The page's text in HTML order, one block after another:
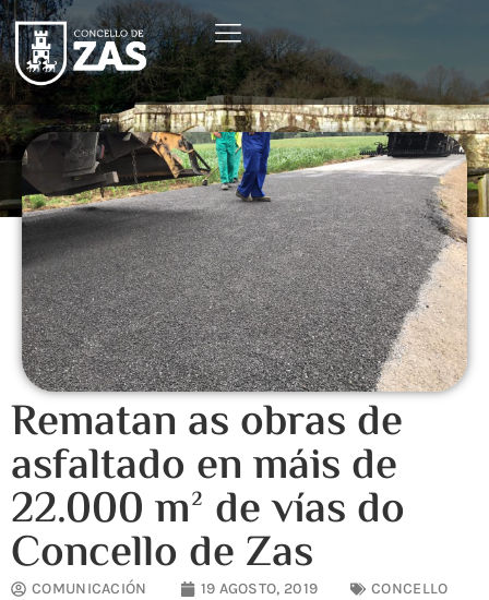
Rematan as obras de
asfaltado en máis de
22.000 m² de vías do
Concello de Zas
COMUNICACIÓN 19 AGOSTO, 2019 CONCELLO